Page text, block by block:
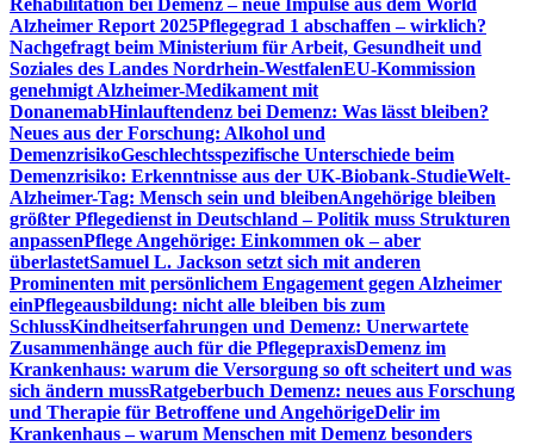
Rehabilitation bei Demenz – neue Impulse aus dem World
Alzheimer Report 2025Pflegegrad 1 abschaffen – wirklich?
Nachgefragt beim Ministerium für Arbeit, Gesundheit und
Soziales des Landes Nordrhein-WestfalenEU-Kommission
genehmigt Alzheimer-Medikament mit
DonanemabHinlauftendenz bei Demenz: Was lässt bleiben?
Neues aus der Forschung: Alkohol und
DemenzrisikoGeschlechtsspezifische Unterschiede beim
Demenzrisiko: Erkenntnisse aus der UK-Biobank-StudieWelt-
Alzheimer-Tag: Mensch sein und bleibenAngehörige bleiben
größter Pflegedienst in Deutschland – Politik muss Strukturen
anpassenPflege Angehörige: Einkommen ok – aber
überlastetSamuel L. Jackson setzt sich mit anderen
Prominenten mit persönlichem Engagement gegen Alzheimer
einPflegeausbildung: nicht alle bleiben bis zum
SchlussKindheitserfahrungen und Demenz: Unerwartete
Zusammenhänge auch für die PflegepraxisDemenz im
Krankenhaus: warum die Versorgung so oft scheitert und was
sich ändern mussRatgeberbuch Demenz: neues aus Forschung
und Therapie für Betroffene und AngehörigeDelir im
Krankenhaus – warum Menschen mit Demenz besonders